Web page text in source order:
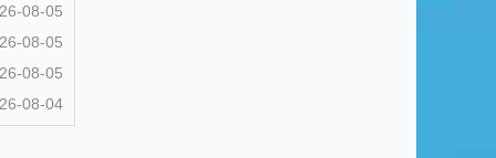
08-05
08-05
08-05
08-04